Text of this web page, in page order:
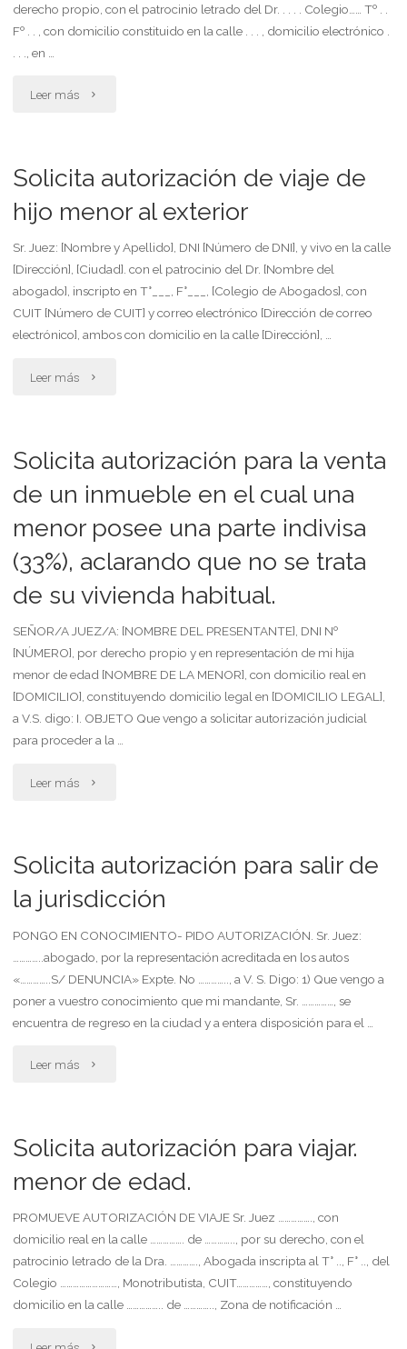
cuota
derecho propio, con el patrocinio letrado del Dr. . . . . Colegio…… Tº . .
Fº . . , con domicilio constituido en la calle . . . , domicilio electrónico .
. . ., en …
Leer más "Solicita
persona"
Solicita autorización de viaje de
hijo menor al exterior
Sr. Juez: [Nombre y Apellido], DNI [Número de DNI], y vivo en la calle
[Dirección], [Ciudad]. con el patrocinio del Dr. [Nombre del
abogado], inscripto en T°___, F°___, [Colegio de Abogados], con
CUIT [Número de CUIT] y correo electrónico [Dirección de correo
electrónico], ambos con domicilio en la calle [Dirección], …
Leer más "Solicita
viaje
de
hijo
menor
al
Solicita autorización para la venta
de un inmueble en el cual una
menor posee una parte indivisa
(33%), aclarando que no se trata
de su vivienda habitual.
SEÑOR/A JUEZ/A: [NOMBRE DEL PRESENTANTE], DNI Nº
[NÚMERO], por derecho propio y en representación de mi hija
menor de edad [NOMBRE DE LA MENOR], con domicilio real en
[DOMICILIO], constituyendo domicilio legal en [DOMICILIO LEGAL],
a V.S. digo: I. OBJETO Que vengo a solicitar autorización judicial
para proceder a la …
Leer más "Solicita
de
un
inmueble
en
cual
una
menor
posee
una
Solicita autorización para salir de
la jurisdicción
PONGO EN CONOCIMIENTO- PIDO AUTORIZACIÓN. Sr. Juez:
…………..abogado, por la representación acreditada en los autos
«…………..S/ DENUNCIA» Expte. No ………….., a V. S. Digo: 1) Que vengo a
poner a vuestro conocimiento que mi mandante, Sr. ……………, se
encuentra de regreso en la ciudad y a entera disposición para el …
Leer más "Solicita
salir
la
jurisdicción"
Solicita autorización para viajar.
menor de edad.
PROMUEVE AUTORIZACIÓN DE VIAJE Sr. Juez ……………., con
domicilio real en la calle ……………. de ………….., por su derecho, con el
patrocinio letrado de la Dra. …………., Abogada inscripta al T° .., F° .., del
Colegio ………………………, Monotributista, CUIT……………, constituyendo
domicilio en la calle …………….. de ………….., Zona de notificación …
"Solicita